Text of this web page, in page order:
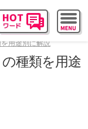
用途別に解説
種類を用途